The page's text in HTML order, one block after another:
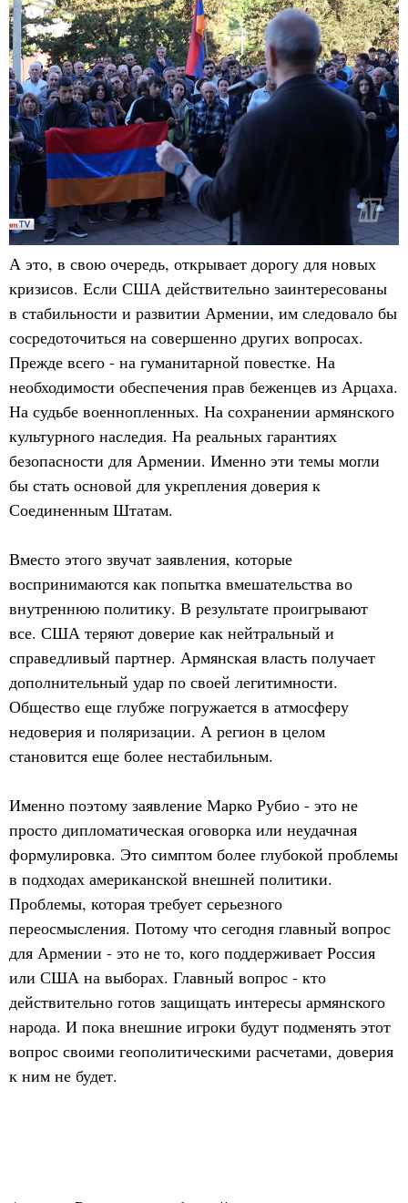
А это, в свою очередь, открывает дорогу для новых
кризисов. Если США действительно заинтересованы
в стабильности и развитии Армении, им следовало бы
сосредоточиться на совершенно других вопросах.
Прежде всего - на гуманитарной повестке. На
необходимости обеспечения прав беженцев из Арцаха.
На судьбе военнопленных. На сохранении армянского
культурного наследия. На реальных гарантиях
безопасности для Армении. Именно эти темы могли
бы стать основой для укрепления доверия к
Соединенным Штатам.
Вместо этого звучат заявления, которые
воспринимаются как попытка вмешательства во
внутреннюю политику. В результате проигрывают
все. США теряют доверие как нейтральный и
справедливый партнер. Армянская власть получает
дополнительный удар по своей легитимности.
Общество еще глубже погружается в атмосферу
недоверия и поляризации. А регион в целом
становится еще более нестабильным.
Именно поэтому заявление Марко Рубио - это не
просто дипломатическая оговорка или неудачная
формулировка. Это симптом более глубокой проблемы
в подходах американской внешней политики.
Проблемы, которая требует серьезного
переосмысления. Потому что сегодня главный вопрос
для Армении - это не то, кого поддерживает Россия
или США на выборах. Главный вопрос - кто
действительно готов защищать интересы армянского
народа. И пока внешние игроки будут подменять этот
вопрос своими геополитическими расчетами, доверия
к ним не будет.